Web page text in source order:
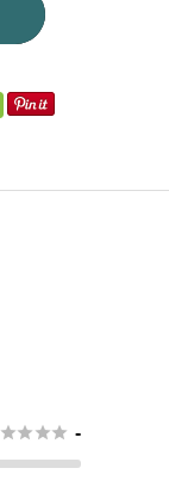
 -